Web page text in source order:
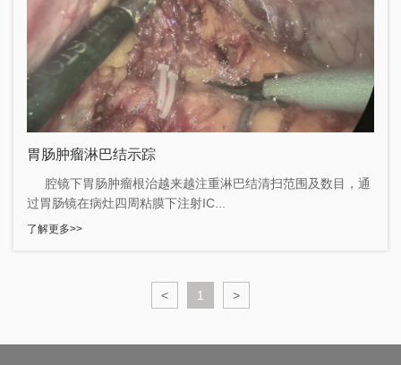
胃肠肿瘤淋巴结示踪
腔镜下胃肠肿瘤根治越来越注重淋巴结清扫范围及数目，通
过胃肠镜在病灶四周粘膜下注射IC...
了解更多>>
< 1 >